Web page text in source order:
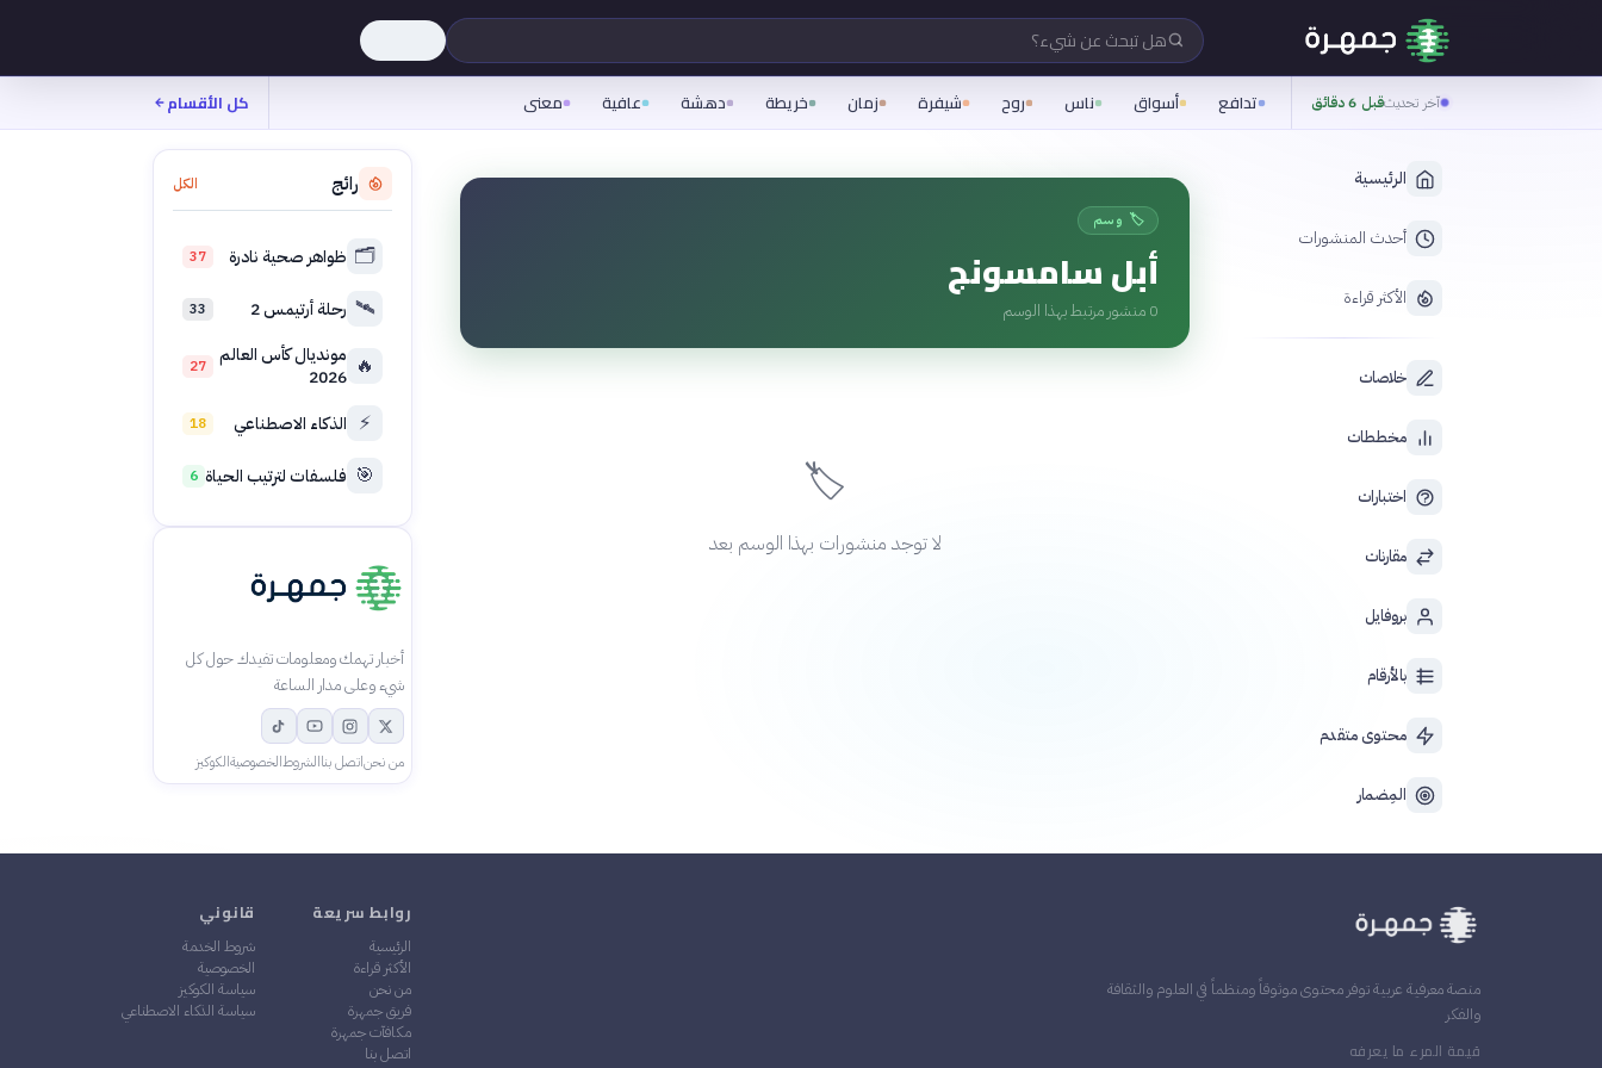
هل تبحث عن شيء؟
آخر تحديثقبل 6 دقائق تدافع أسواق ناس روح شيفرة زمان خريطة دهشة عافية معنى كل الأقسام
الرئيسية
أحدث المنشورات
الأكثر قراءة
خلاصات
مخططات
اختبارات
مقارنات
بروفايل
بالأرقام
محتوى متقدم
المِضمار
🏷️ وسم
أبل سامسونج
0 منشور مرتبط بهذا الوسم
🏷️
لا توجد منشورات بهذا الوسم بعد
رائج الكل
🗂️ ظواهر صحية نادرة 37
🛰️ رحلة أرتيمس 2 33
🔥 مونديال كأس العالم
2026
27
⚡ الذكاء الاصطناعي 18
🎯 فلسفات لترتيب الحياة 6
أخبار تهمك ومعلومات تفيدك حول كل
شيء وعلى مدار الساعة
من نحناتصل بناالشروطالخصوصيةالكوكيز
منصة معرفية عربية توفر محتوى موثوقاً ومنظماً في العلوم والثقافة
والفكر
قيمة المرء ما يعرفه
روابط سريعة
الرئيسية
الأكثر قراءة
من نحن
فريق جمهرة
مكافآت جمهرة
اتصل بنا
قانوني
شروط الخدمة
الخصوصية
سياسة الكوكيز
سياسة الذكاء الاصطناعي